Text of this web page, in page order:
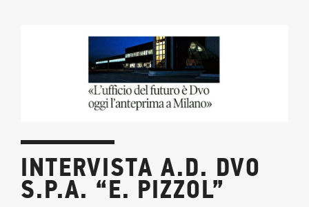
INTERVISTA A.D. DVO
S.P.A. “E. PIZZOL”